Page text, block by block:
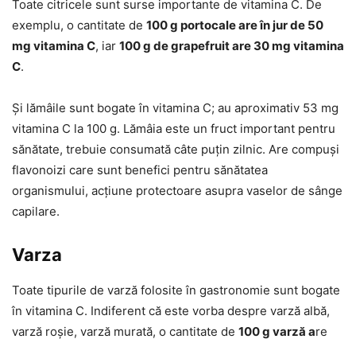
Toate citricele sunt surse importante de vitamina C. De
exemplu, o cantitate de 100 g portocale are în jur de 50
mg vitamina C, iar 100 g de grapefruit are 30 mg vitamina
C.
Și lămâile sunt bogate în vitamina C; au aproximativ 53 mg
vitamina C la 100 g. Lămâia este un fruct important pentru
sănătate, trebuie consumată câte puțin zilnic. Are compuși
flavonoizi care sunt benefici pentru sănătatea
organismului, acțiune protectoare asupra vaselor de sânge
capilare.
Varza
Toate tipurile de varză folosite în gastronomie sunt bogate
în vitamina C. Indiferent că este vorba despre varză albă,
varză roșie, varză murată, o cantitate de 100 g varză are